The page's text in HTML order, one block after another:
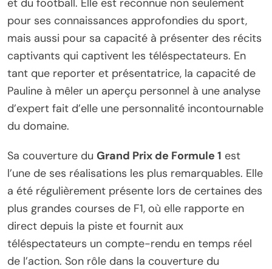
pour ses connaissances approfondies du sport,
mais aussi pour sa capacité à présenter des récits
captivants qui captivent les téléspectateurs. En
tant que reporter et présentatrice, la capacité de
Pauline à mêler un aperçu personnel à une analyse
d’expert fait d’elle une personnalité incontournable
du domaine.
Sa couverture du Grand Prix de Formule 1 est
l’une de ses réalisations les plus remarquables. Elle
a été régulièrement présente lors de certaines des
plus grandes courses de F1, où elle rapporte en
direct depuis la piste et fournit aux
téléspectateurs un compte-rendu en temps réel
de l’action. Son rôle dans la couverture du